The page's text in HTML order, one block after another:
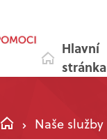
Hlavní
stránka
Naše služby